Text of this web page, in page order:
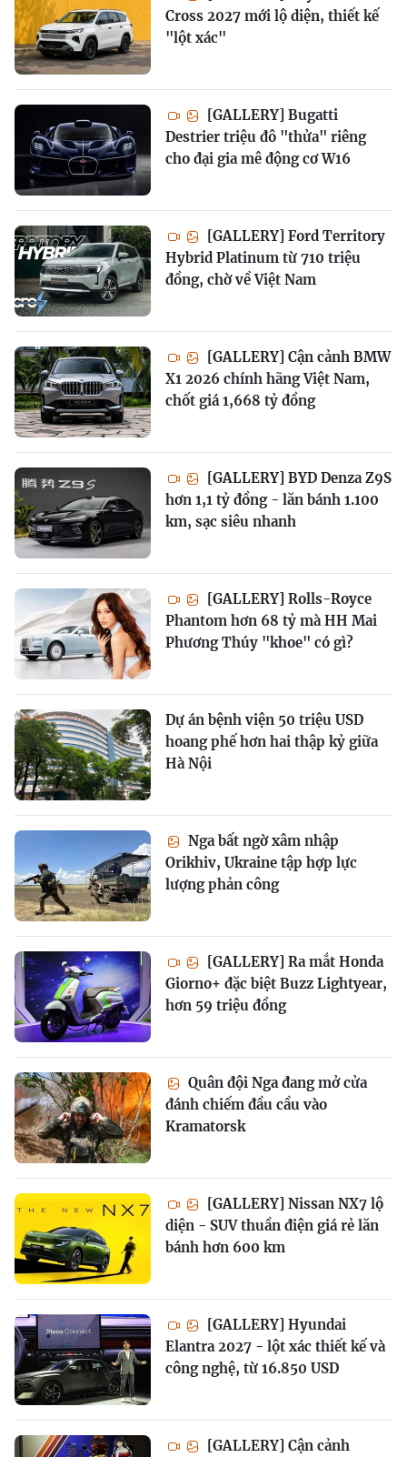
Cross 2027 mới lộ diện, thiết kế
"lột xác"
[GALLERY] Bugatti
Destrier triệu đô "thửa" riêng
cho đại gia mê động cơ W16
[GALLERY] Ford Territory
Hybrid Platinum từ 710 triệu
đồng, chờ về Việt Nam
[GALLERY] Cận cảnh BMW
X1 2026 chính hãng Việt Nam,
chốt giá 1,668 tỷ đồng
[GALLERY] BYD Denza Z9S
hơn 1,1 tỷ đồng - lăn bánh 1.100
km, sạc siêu nhanh
[GALLERY] Rolls-Royce
Phantom hơn 68 tỷ mà HH Mai
Phương Thúy "khoe" có gì?
Dự án bệnh viện 50 triệu USD
hoang phế hơn hai thập kỷ giữa
Hà Nội
Nga bất ngờ xâm nhập
Orikhiv, Ukraine tập hợp lực
lượng phản công
[GALLERY] Ra mắt Honda
Giorno+ đặc biệt Buzz Lightyear,
hơn 59 triệu đồng
Quân đội Nga đang mở cửa
đánh chiếm đầu cầu vào
Kramatorsk
[GALLERY] Nissan NX7 lộ
diện - SUV thuần điện giá rẻ lăn
bánh hơn 600 km
[GALLERY] Hyundai
Elantra 2027 - lột xác thiết kế và
công nghệ, từ 16.850 USD
[GALLERY] Cận cảnh